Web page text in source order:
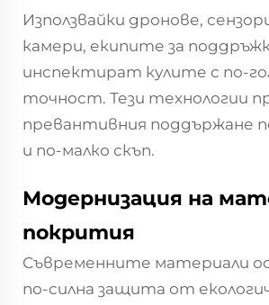
Използвайки дронове,
камери, екипите за
инспектират кулите с по-
точност. Тези технологии
превантивния поддържане
и по-малко скъп.
Модернизация на
покрития
Съвременните материали
по-силна защита от